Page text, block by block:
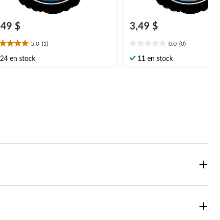
$
5.0 (1)
24 en stock
3,49 $
0.0 (0)
étoile(s)
11 en stock